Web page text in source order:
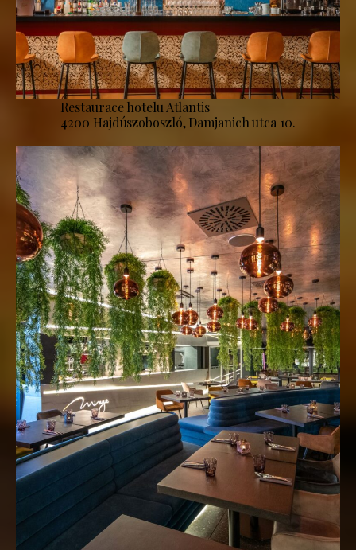
Restaurace hotelu Atlantis
4200 Hajdúszoboszló, Damjanich utca 10.